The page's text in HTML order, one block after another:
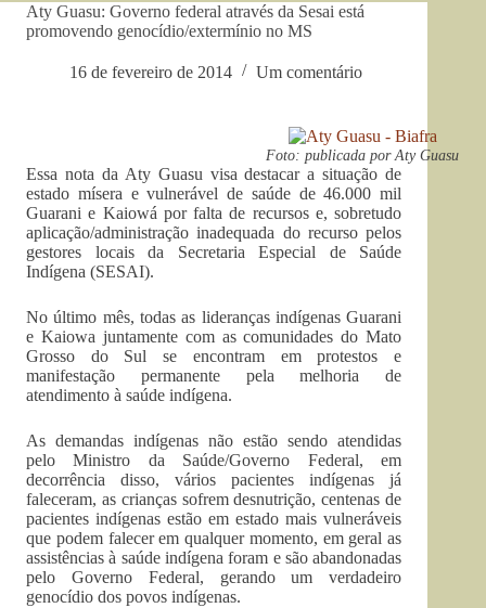
Aty Guasu: Governo federal através da Sesai está
promovendo genocídio/extermínio no MS
16 de fevereiro de 2014 Um comentário
Foto: publicada por Aty Guasu
Essa nota da Aty Guasu visa destacar a situação de
estado mísera e vulnerável de saúde de 46.000 mil
Guarani e Kaiowá por falta de recursos e, sobretudo
aplicação/administração inadequada do recurso pelos
gestores locais da Secretaria Especial de Saúde
Indígena (SESAI).
No último mês, todas as lideranças indígenas Guarani
e Kaiowa juntamente com as comunidades do Mato
Grosso do Sul se encontram em protestos e
manifestação permanente pela melhoria de
atendimento à saúde indígena.
As demandas indígenas não estão sendo atendidas
pelo Ministro da Saúde/Governo Federal, em
decorrência disso, vários pacientes indígenas já
faleceram, as crianças sofrem desnutrição, centenas de
pacientes indígenas estão em estado mais vulneráveis
que podem falecer em qualquer momento, em geral as
assistências à saúde indígena foram e são abandonadas
pelo Governo Federal, gerando um verdadeiro
genocídio dos povos indígenas.